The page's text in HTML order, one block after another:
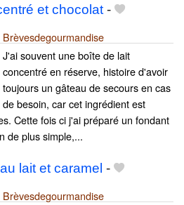
et chocolat-
Brèvesdegourmandise
J'ai souvent une boîte de lait
concentré en réserve, histoire d'avoir
toujours un gâteau de secours en cas
de besoin, car cet ingrédient est
Cette fois ci j'ai préparé un fondant
de plus simple,...
lait et caramel -
Brèvesdegourmandise